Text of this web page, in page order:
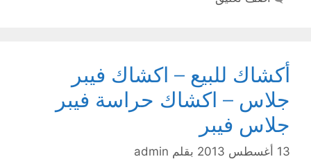
أكشاك للبيع – اكشاك فيبر
جلاس – اكشاك حراسة فيبر
جلاس فيبر
13 أغسطس 2013 بقلم admin